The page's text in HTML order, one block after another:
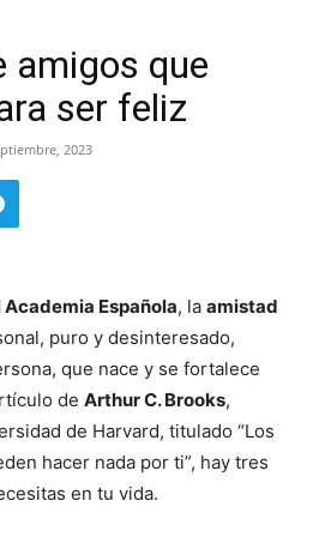
amigos que
ser feliz
2023
Academia Española, la amistad
puro y desinteresado,
que nace y se fortalece
de Arthur C. Brooks,
de Harvard, titulado “Los
hacer nada por ti”, hay tres
en tu vida.